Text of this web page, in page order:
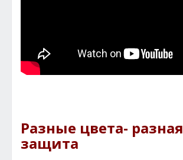
Разные цвета- разная
защита